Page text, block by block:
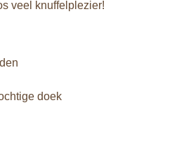
veel knuffelplezier!
doek